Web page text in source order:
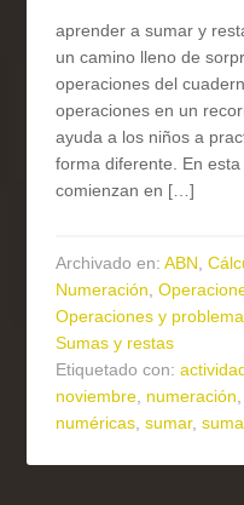
aprender a sumar y
un camino lleno de
operaciones del
operaciones en un
ayuda a los niños a
forma diferente. En
comienzan en […]
Archivado en:ABN,
Numeración,
Operaciones y
Sumas y restas
Etiquetado con:
noviembre, numeración,
numéricas,sumar,